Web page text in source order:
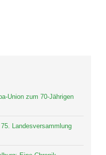
Union zum 70-Jährigen
Landesversammlung